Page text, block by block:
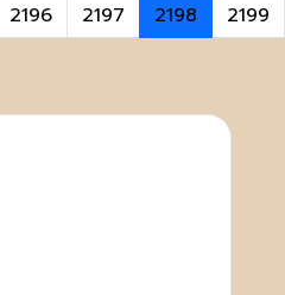
2196 2197 2198 2199